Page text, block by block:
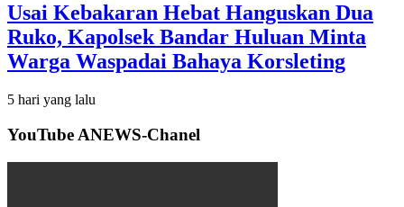
Usai Kebakaran Hebat Hanguskan Dua
Ruko, Kapolsek Bandar Huluan Minta
Warga Waspadai Bahaya Korsleting
5 hari yang lalu
YouTube ANEWS-Chanel